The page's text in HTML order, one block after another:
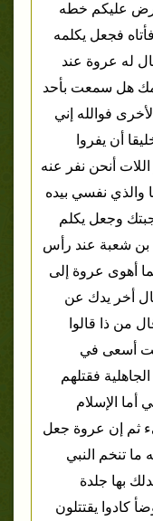
عليكم خطه
فجعل يكلمه
له عروة عند
هل سمعت بأحد
فوالله إني
أن يفروا
أنحن نفر عنه
والذي نفسي بيده
وجعل يكلم
بن شعبة عند رأس
أهوى عروة إلى
أخر يدك عن
من ذا قالوا
أسعى في
فقتلهم
أما الإسلام
ثم إن عروة جعل
ما تنخم النبي
بها جلدة
كادوا يقتتلون